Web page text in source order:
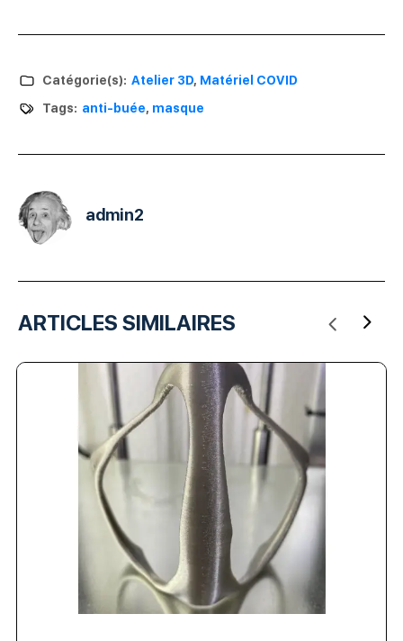
Catégorie(s): Atelier 3D, Matériel COVID
Tags: anti-buée, masque
admin2
ARTICLES SIMILAIRES